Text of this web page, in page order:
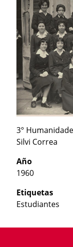
3°
Silvi Correa
Año
1960
Etiquetas
Estudiantes